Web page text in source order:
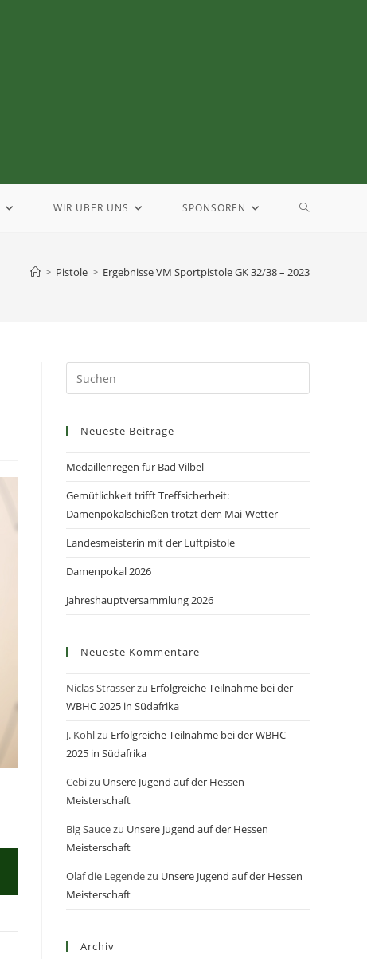
WIR ÜBER UNS SPONSOREN
> Pistole > Ergebnisse VM Sportpistole GK 32/38 – 2023
Neueste Beiträge
Medaillenregen für Bad Vilbel
Gemütlichkeit trifft Treffsicherheit:
Damenpokalschießen trotzt dem Mai-Wetter
Landesmeisterin mit der Luftpistole
Damenpokal 2026
Jahreshauptversammlung 2026
Neueste Kommentare
Niclas Strasserzu Erfolgreiche Teilnahme bei der
WBHC 2025 in Südafrika
J. Köhlzu Erfolgreiche Teilnahme bei der WBHC
2025 in Südafrika
Cebizu Unsere Jugend auf der Hessen
Meisterschaft
Big Saucezu Unsere Jugend auf der Hessen
Meisterschaft
Olaf die Legendezu Unsere Jugend auf der Hessen
Meisterschaft
Archiv